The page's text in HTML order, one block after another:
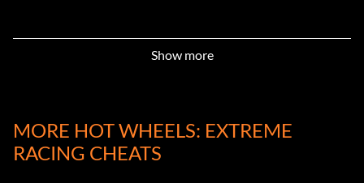
Show more
MORE HOT WHEELS: EXTREME
RACING CHEATS